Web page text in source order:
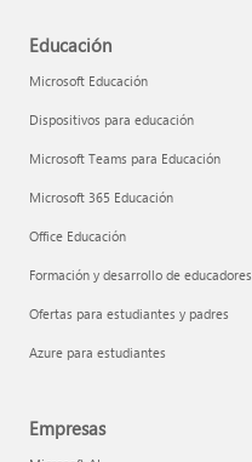
Educación
Microsoft Educación
Dispositivos para educación
Microsoft Teams para Educación
Microsoft 365 Educación
Office Educación
Formación y desarrollo de educadores
Ofertas para estudiantes y padres
Azure para estudiantes
Empresas